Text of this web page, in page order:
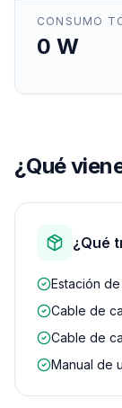
CONSUMO
0 W
¿Qué
¿Qué
Estación
Cable de
Cable de
Manual de